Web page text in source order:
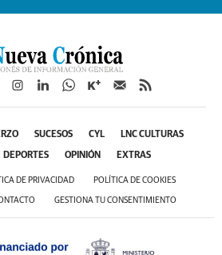
SUCESOS CYL LNC CULTURAS
DEPORTES OPINIÓN EXTRAS
DE PRIVACIDAD POLÍTICA DE COOKIES
GESTIONA TU CONSENTIMIENTO